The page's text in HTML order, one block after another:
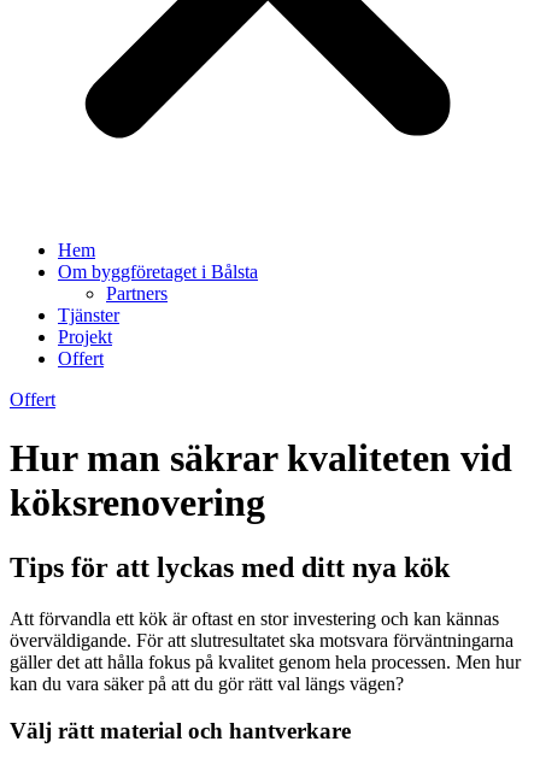
Hem
Om byggföretaget i Bålsta
Partners
Tjänster
Projekt
Offert
Offert
Hur man säkrar kvaliteten vid
köksrenovering
Tips för att lyckas med ditt nya kök
Att förvandla ett kök är oftast en stor investering och kan kännas
överväldigande. För att slutresultatet ska motsvara förväntningarna
gäller det att hålla fokus på kvalitet genom hela processen. Men hur
kan du vara säker på att du gör rätt val längs vägen?
Välj rätt material och hantverkare